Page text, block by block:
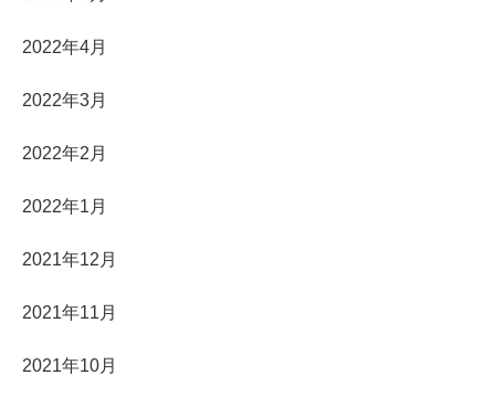
2022年4月
2022年3月
2022年2月
2022年1月
2021年12月
2021年11月
2021年10月